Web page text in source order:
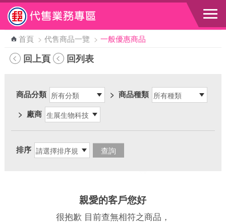
跳到主要內容區塊
首頁 > 代售商品一覽 > 一般優惠商品
回上頁 回列表
商品分類 > 商品種類
> 廠商
排序
親愛的客戶您好
很抱歉 目前查無相符之商品，